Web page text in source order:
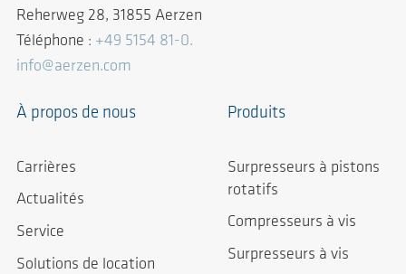
Reherweg 28, 31855 Aerzen
Téléphone : +49 5154 81-0.
info@aerzen.com
À propos de nous
Carrières
Actualités
Service
Solutions de location
Produits
Surpresseurs à pistons
rotatifs
Compresseurs à vis
Surpresseurs à vis